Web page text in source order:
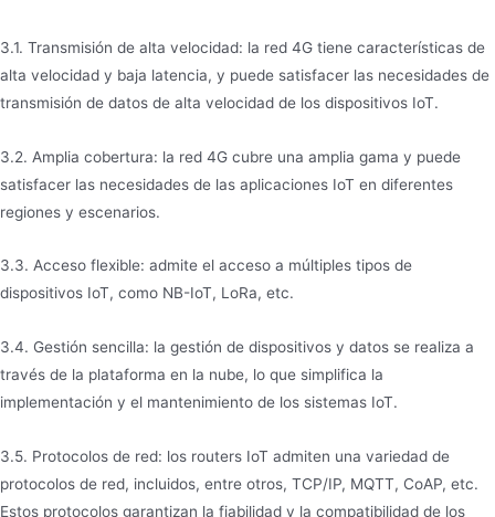
3.1. Transmisión de alta velocidad: la red 4G tiene características de
alta velocidad y baja latencia, y puede satisfacer las necesidades de
transmisión de datos de alta velocidad de los dispositivos IoT.
3.2. Amplia cobertura: la red 4G cubre una amplia gama y puede
satisfacer las necesidades de las aplicaciones IoT en diferentes
regiones y escenarios.
3.3. Acceso flexible: admite el acceso a múltiples tipos de
dispositivos IoT, como NB-IoT, LoRa, etc.
3.4. Gestión sencilla: la gestión de dispositivos y datos se realiza a
través de la plataforma en la nube, lo que simplifica la
implementación y el mantenimiento de los sistemas IoT.
3.5. Protocolos de red: los routers IoT admiten una variedad de
protocolos de red, incluidos, entre otros, TCP/IP, MQTT, CoAP, etc.
Estos protocolos garantizan la fiabilidad y la compatibilidad de los